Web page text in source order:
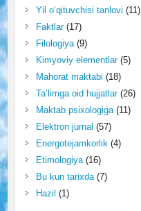
Yil o‘qituvchisi tanlovi (11)
Faktlar(17)
Filologiya(9)
Kimyoviy elementlar(5)
Mahorat maktabi (18)
Ta’limga oid hujjatlar(26)
Maktab psixologiga(11)
Elektron jurnal (57)
Energotejamkorlik(4)
Etimologiya(16)
Bu kun tarixda(7)
Hazil (1)